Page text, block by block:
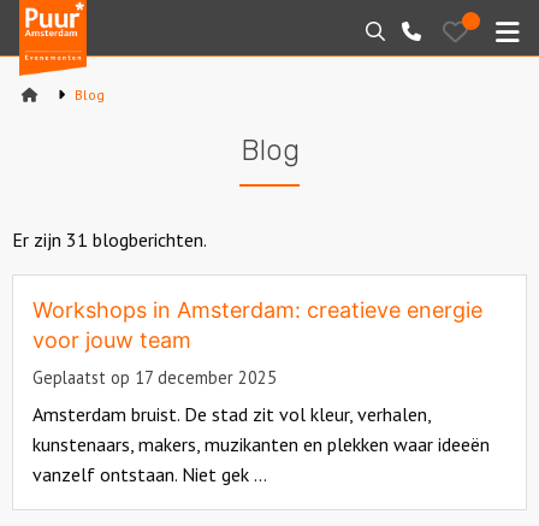
Puur*
Amsterdam
bedrijfsuitjes
Zoeken
020-
6260016
Bewaarde
uitjes
Arrangementen
Rondleidingen
Locaties
Blog
Blog
Er zijn 31 blogberichten.
Workshops in Amsterdam: creatieve energie
voor jouw team
Geplaatst op 17 december 2025
Amsterdam bruist. De stad zit vol kleur, verhalen,
kunstenaars, makers, muzikanten en plekken waar ideeën
vanzelf ontstaan. Niet gek ...